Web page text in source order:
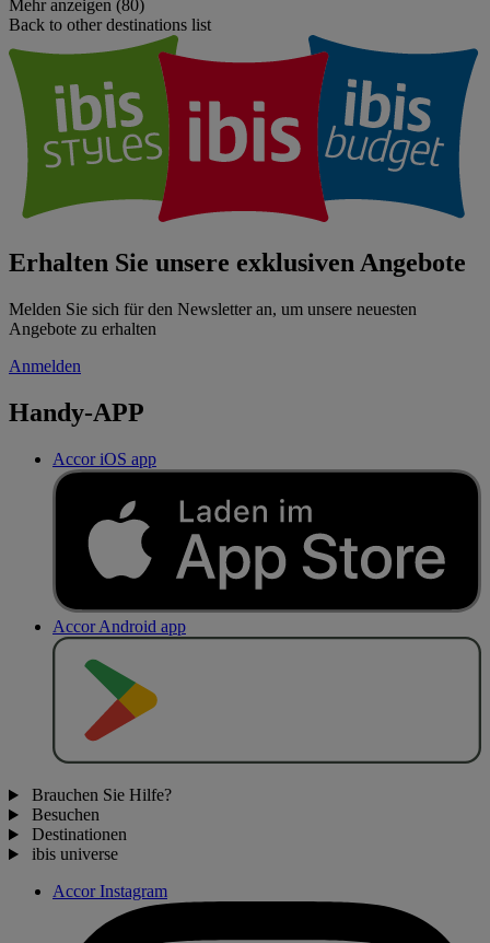
Mehr anzeigen (80)
Back to other destinations list
Erhalten Sie unsere exklusiven Angebote
Melden Sie sich für den Newsletter an, um unsere neuesten
Angebote zu erhalten
Anmelden
Handy-APP
Accor iOS app
Accor Android app
Brauchen Sie Hilfe?
Besuchen
Destinationen
ibis universe
Accor Instagram